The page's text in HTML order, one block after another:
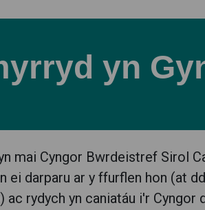
yn
mai Cyngor Bwrdeistref Sirol
darparu ar y ffurflen hon (at
rydych yn caniatáu i'r Cyngor